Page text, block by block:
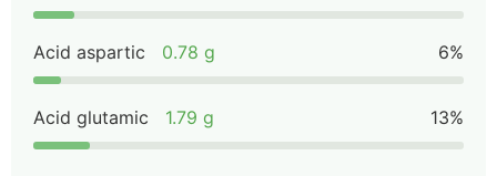
Acid aspartic 0.78 g 6%
Acid glutamic 1.79 g 13%